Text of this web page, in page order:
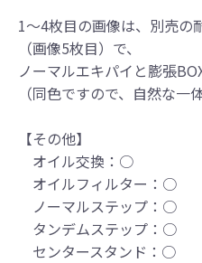
1～4枚目の画像は、別売の
（画像5枚目）で、
ノーマルエキパイと膨張
（同色ですので、自然な一
【その他】
オイル交換：○
オイルフィルター：○
ノーマルステップ：○
タンデムステップ：○
センタースタンド：○
んので、あらかじめ
●商品の仕様・価格に
無く変更となる場合
ます。
●商品は、予告無く販